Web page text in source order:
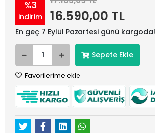
%3
indirim 16.590,00 TL
En geç 7 Eylül Pazartesi günü kargoda!
Sepete Ekle
Favorilerime ekle